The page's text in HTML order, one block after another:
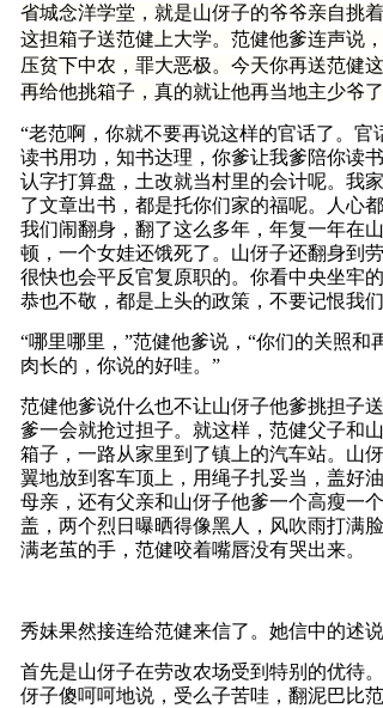
省城念洋学堂，就是山伢子的爷爷亲自挑
这担箱子送范健上大学。范健他爹连声说
压贫下中农，罪大恶极。今天你再送范健
再给他挑箱子，真的就让他再当地主少爷
“老范啊，你就不要再说这样的官话了。
读书用功，知书达理，你爹让我爹陪你读
认字打算盘，土改就当村里的会计呢。我
了文章出书，都是托你们家的福呢。人心
我们闹翻身，翻了这么多年，年复一年在
顿，一个女娃还饿死了。山伢子还翻身到
很快也会平反官复原职的。你看中央坐牢
恭也不敬，都是上头的政策，不要记恨我
“哪里哪里，”范健他爹说，“你们的关照
肉长的，你说的好哇。”
范健他爹说什么也不让山伢子他爹挑担子
爹一会就抢过担子。就这样，范健父子和
箱子，一路从家里到了镇上的汽车站。山
翼地放到客车顶上，用绳子扎妥当，盖好
母亲，还有父亲和山伢子他爹一个高瘦一
盖，两个烈日曝晒得像黑人，风吹雨打满
满老茧的手，范健咬着嘴唇没有哭出来。
秀妹果然接连给范健来信了。她信中的述
首先是山伢子在劳改农场受到特别的优待
伢子傻呵呵地说，受么子苦哇，翻泥巴比